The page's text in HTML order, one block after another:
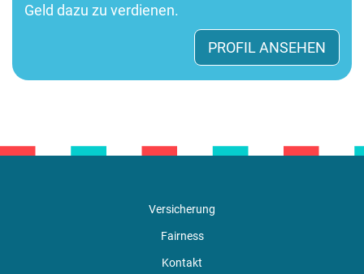
Geld dazu zu verdienen.
PROFIL ANSEHEN
Versicherung
Fairness
Kontakt